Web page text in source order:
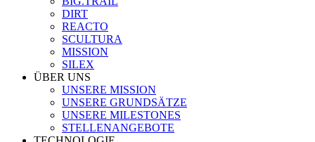
DIRT
REACTO
SCULTURA
MISSION
SILEX
ÜBER UNS
UNSERE MISSION
UNSERE GRUNDSÄTZE
UNSERE MILESTONES
STELLENANGEBOTE